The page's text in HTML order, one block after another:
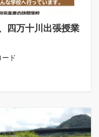
四万十川出張授業
ド